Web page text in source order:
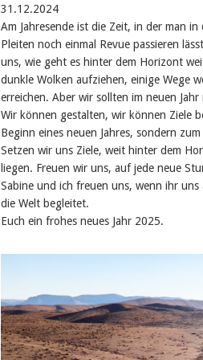
31.12.2024
Am Jahresende ist die Zeit, in der man
Pleiten noch einmal Revue passieren
uns, wie geht es hinter dem Horizont
dunkle Wolken aufziehen, einige Wege
erreichen. Aber wir sollten im neuen
Wir können gestalten, wir können Ziele
Beginn eines neuen Jahres, sondern
Setzen wir uns Ziele, weit hinter dem
liegen. Freuen wir uns, auf jede neue
Sabine und ich freuen uns, wenn ihr uns
die Welt begleitet.
Euch ein frohes neues Jahr 2025.